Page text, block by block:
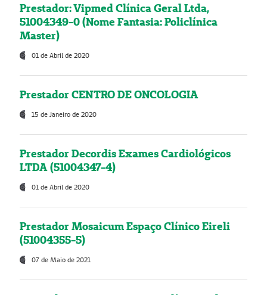
Prestador: Vipmed Clínica Geral Ltda,
51004349-0 (Nome Fantasia: Policlínica
Master)
01 de Abril de 2020
Prestador CENTRO DE ONCOLOGIA
15 de Janeiro de 2020
Prestador Decordis Exames Cardiológicos
LTDA (51004347-4)
01 de Abril de 2020
Prestador Mosaicum Espaço Clínico Eireli
(51004355-5)
07 de Maio de 2021